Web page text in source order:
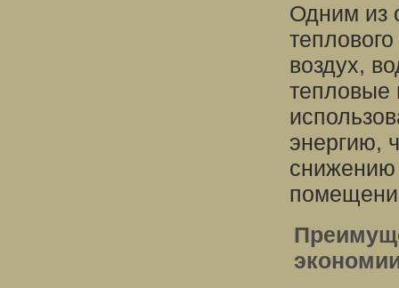
Одним из
воздух,
тепловые
энергию,
снижению